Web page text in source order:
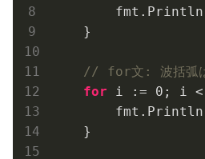
    }
// for文: 波括弧は
for i := 0 ; i <
    }